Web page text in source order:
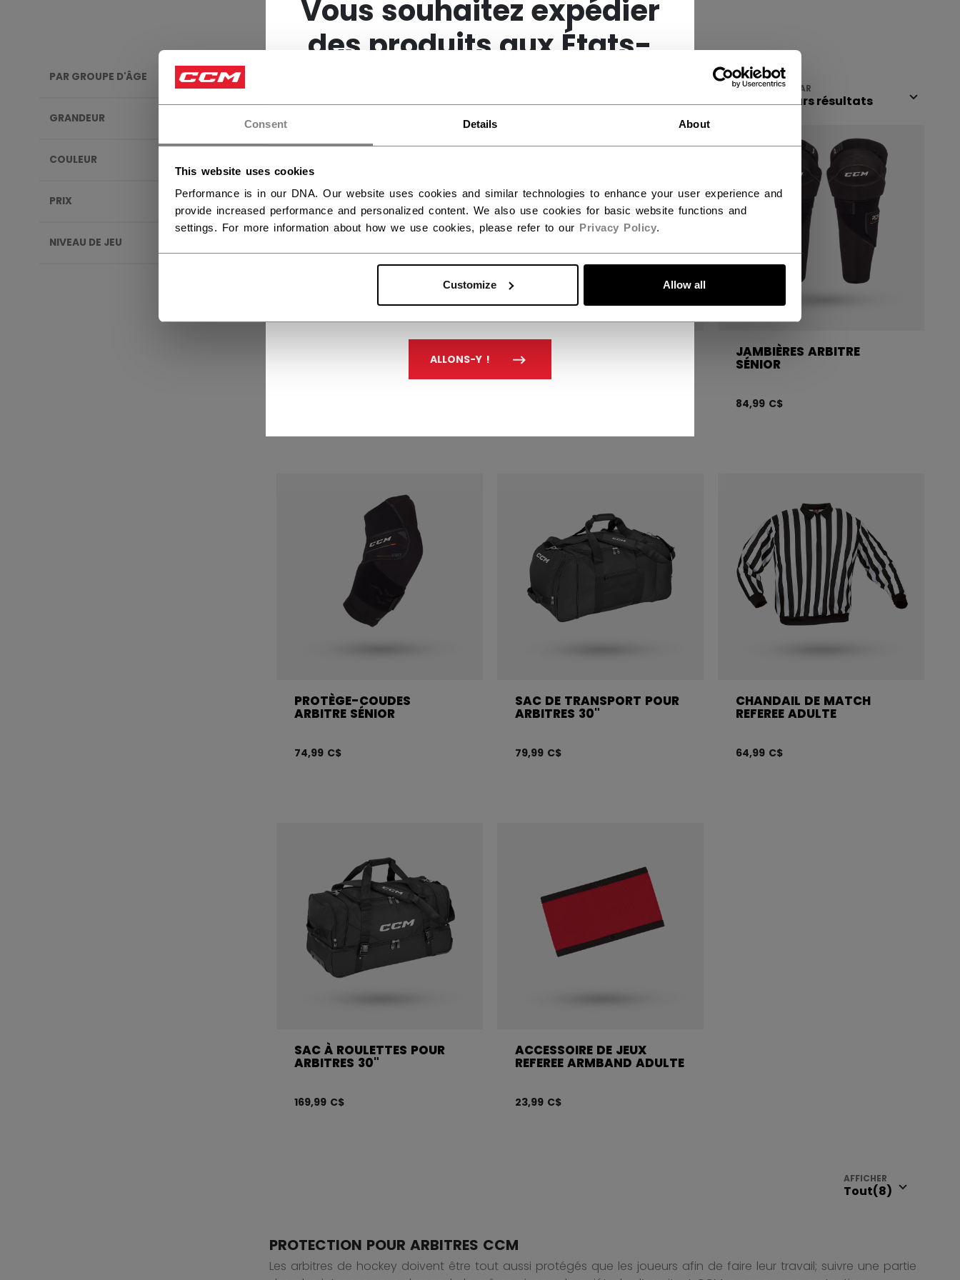
Consent Details About
This website uses cookies
Performance is in our DNA. Our website uses cookies and similar technologies to enhance your user experience and
provide increased performance and personalized content. We also use cookies for basic website functions and
settings. For more information about how we use cookies, please refer to our Privacy Policy.
Customize Allow all
Vous souhaitez expédier
des produits aux États-
ALLONS-Y !
PAR GROUPE D'ÂGE
GRANDEUR
COULEUR
PRIX
NIVEAU DE JEU
FITRER PAR
GAINE ARBITRE SÉNIOR COUVRE-PANTALON
ARBITRE SÉNIOR
JAMBIÈRES ARBITRE
SÉNIOR
84,99 C$
PROTÈGE-COUDES
ARBITRE SÉNIOR
74,99 C$
SAC DE TRANSPORT POUR
ARBITRES 30"
79,99 C$
CHANDAIL DE MATCH
REFEREE ADULTE
64,99 C$
SAC À ROULETTES POUR
ARBITRES 30"
169,99 C$
ACCESSOIRE DE JEUX
REFEREE ARMBAND ADULTE
23,99 C$
AFFICHER
PROTECTION POUR ARBITRES CCM
Les arbitres de hockey doivent être tout aussi protégés que les joueurs afin de faire leur travail; suivre une partie